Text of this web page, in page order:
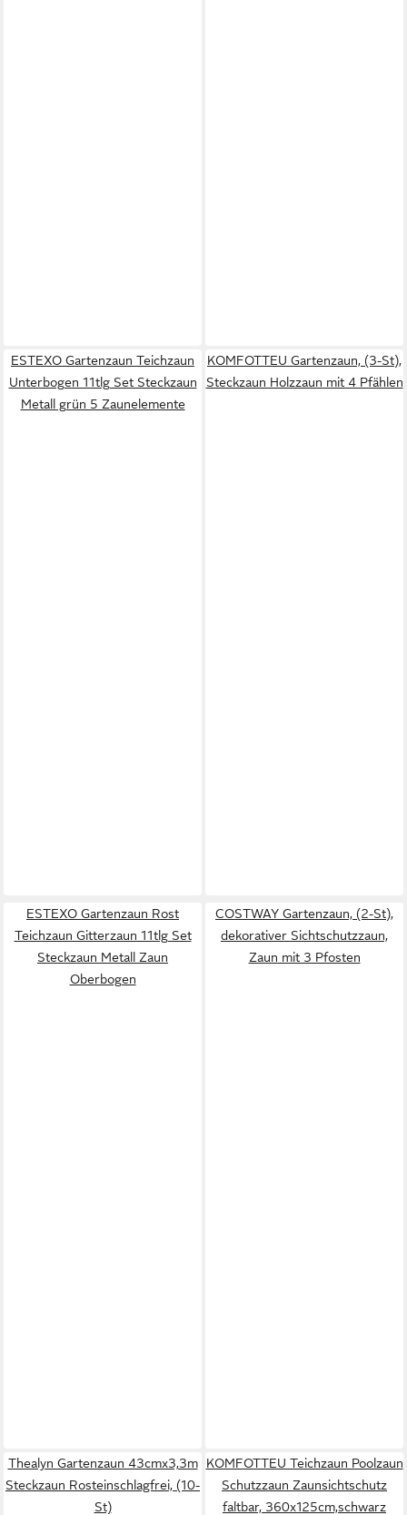
ESTEXO Gartenzaun Teichzaun
Unterbogen 11tlg Set Steckzaun
Metall grün 5 Zaunelemente
KOMFOTTEU Gartenzaun, (3-St),
Steckzaun Holzzaun mit 4 Pfählen
ESTEXO Gartenzaun Rost
Teichzaun Gitterzaun 11tlg Set
Steckzaun Metall Zaun
Oberbogen
COSTWAY Gartenzaun, (2-St),
dekorativer Sichtschutzzaun,
Zaun mit 3 Pfosten
Thealyn Gartenzaun 43cmx3,3m
Steckzaun Rosteinschlagfrei, (10-
St)
KOMFOTTEU Teichzaun Poolzaun
Schutzzaun Zaunsichtschutz
faltbar, 360x125cm,schwarz